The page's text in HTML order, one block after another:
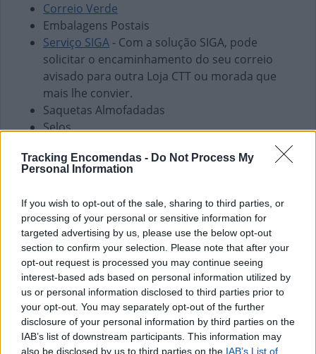
Tracking Encomendas - Do Not Process My
Personal Information
If you wish to opt-out of the sale, sharing to third parties, or
processing of your personal or sensitive information for
targeted advertising by us, please use the below opt-out
section to confirm your selection. Please note that after your
opt-out request is processed you may continue seeing
interest-based ads based on personal information utilized by
us or personal information disclosed to third parties prior to
your opt-out. You may separately opt-out of the further
disclosure of your personal information by third parties on the
IAB’s list of downstream participants. This information may
also be disclosed by us to third parties on the IAB’s List of
Correio Verde
Embalagens Postais
Serviço SIGA - Com a solução SIGA, pode
solicitar o encaminhamento do seu correio
avisado para outra Loja CTT ou morada que
mais lhe convier.
Saquetas Almofadadas
Selos
Finanças e Pagamentos
Envio de vales - Internacionais
Pagamento de Faturas
Pagamento de Vales